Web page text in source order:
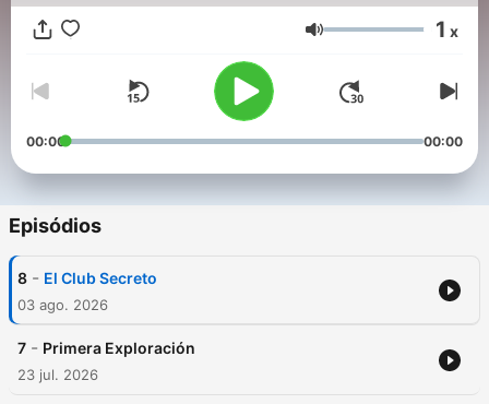
tensión, la espera y lo no dicho son tan importantes como el
propio placer. Pasiones ocultas, encuentros furtivos, fantasías
como una vela encendida en la noche. Este no es un espacio
para lo obvio, sino para lo sugerente, lo prohibido y lo
Cierra los ojos, escucha… y deja que el jardín haga el resto.
✨ Nuevos relatos para oídos curiosos y mentes abiertas ✨
Volume 1 x
00:00 00:00
Episódios
8 - El Club Secreto
03 ago. 2026
7 - Primera Exploración
23 jul. 2026